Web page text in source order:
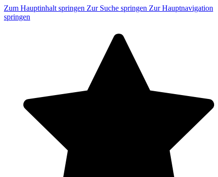
Zum Hauptinhalt springen Zur Suche springen Zur Hauptnavigation
springen